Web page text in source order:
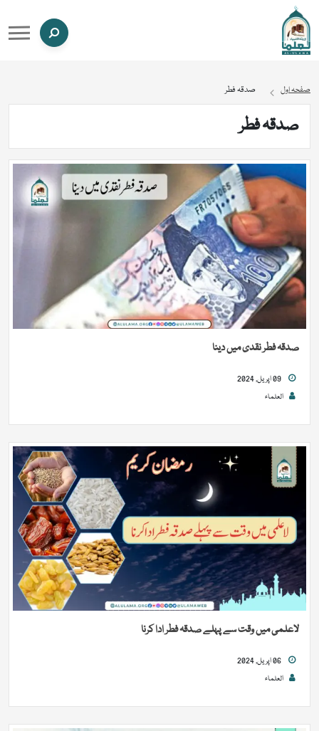
صفحہ اول صدقہ فطر
صدقہ فطر
صدقہ فطر نقدی میں دینا
العلماء
لاعلمی میں وقت سے پہلے صدقہ فطر ادا کرنا
العلماء